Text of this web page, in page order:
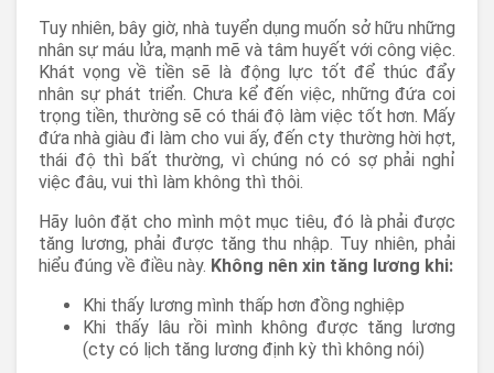
Tuy nhiên, bây giờ, nhà tuyển dụng muốn sở hữu những
nhân sự máu lửa, mạnh mẽ và tâm huyết với công việc.
Khát vọng về tiền sẽ là động lực tốt để thúc đẩy
nhân sự phát triển. Chưa kể đến việc, những đứa coi
trọng tiền, thường sẽ có thái độ làm việc tốt hơn. Mấy
đứa nhà giàu đi làm cho vui ấy, đến cty thường hời hợt,
thái độ thì bất thường, vì chúng nó có sợ phải nghỉ
việc đâu, vui thì làm không thì thôi.
Hãy luôn đặt cho mình một mục tiêu, đó là phải được
tăng lương, phải được tăng thu nhập. Tuy nhiên, phải
hiểu đúng về điều này. Không nên xin tăng lương khi:
Khi thấy lương mình thấp hơn đồng nghiệp
Khi thấy lâu rồi mình không được tăng lương
(cty có lịch tăng lương định kỳ thì không nói)